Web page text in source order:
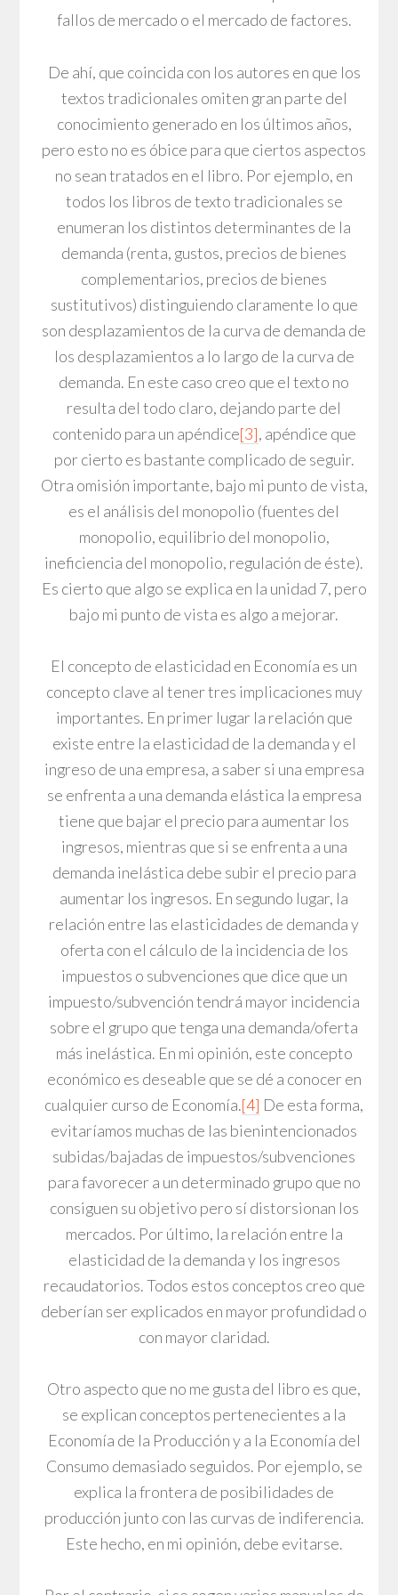
fallos de mercado o el mercado de factores.
De ahí, que coincida con los autores en que los
textos tradicionales omiten gran parte del
conocimiento generado en los últimos años,
pero esto no es óbice para que ciertos aspectos
no sean tratados en el libro. Por ejemplo, en
todos los libros de texto tradicionales se
enumeran los distintos determinantes de la
demanda (renta, gustos, precios de bienes
complementarios, precios de bienes
sustitutivos) distinguiendo claramente lo que
son desplazamientos de la curva de demanda de
los desplazamientos a lo largo de la curva de
demanda. En este caso creo que el texto no
resulta del todo claro, dejando parte del
contenido para un apéndice[3], apéndice que
por cierto es bastante complicado de seguir.
Otra omisión importante, bajo mi punto de vista,
es el análisis del monopolio (fuentes del
monopolio, equilibrio del monopolio,
ineficiencia del monopolio, regulación de éste).
Es cierto que algo se explica en la unidad 7, pero
bajo mi punto de vista es algo a mejorar.
El concepto de elasticidad en Economía es un
concepto clave al tener tres implicaciones muy
importantes. En primer lugar la relación que
existe entre la elasticidad de la demanda y el
ingreso de una empresa, a saber si una empresa
se enfrenta a una demanda elástica la empresa
tiene que bajar el precio para aumentar los
ingresos, mientras que si se enfrenta a una
demanda inelástica debe subir el precio para
aumentar los ingresos. En segundo lugar, la
relación entre las elasticidades de demanda y
oferta con el cálculo de la incidencia de los
impuestos o subvenciones que dice que un
impuesto/subvención tendrá mayor incidencia
sobre el grupo que tenga una demanda/oferta
más inelástica. En mi opinión, este concepto
económico es deseable que se dé a conocer en
cualquier curso de Economía.[4] De esta forma,
evitaríamos muchas de las bienintencionados
subidas/bajadas de impuestos/subvenciones
para favorecer a un determinado grupo que no
consiguen su objetivo pero sí distorsionan los
mercados. Por último, la relación entre la
elasticidad de la demanda y los ingresos
recaudatorios. Todos estos conceptos creo que
deberían ser explicados en mayor profundidad o
con mayor claridad.
Otro aspecto que no me gusta del libro es que,
se explican conceptos pertenecientes a la
Economía de la Producción y a la Economía del
Consumo demasiado seguidos. Por ejemplo, se
explica la frontera de posibilidades de
producción junto con las curvas de indiferencia.
Este hecho, en mi opinión, debe evitarse.